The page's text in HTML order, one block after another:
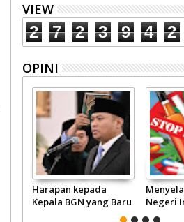
VIEW
2 7 2 3 9 4 2
OPINI
Harapan kepada
Kepala BGN yang Baru
Negeri
Narkoba